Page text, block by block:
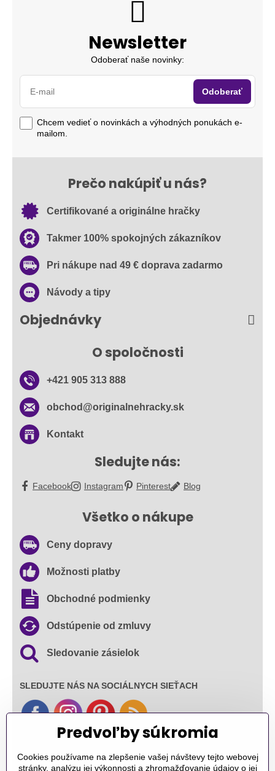
Newsletter
Odoberať naše novinky:
Odoberať
Chcem vedieť o novinkách a výhodných ponukách e-
mailom.
Prečo nakúpiť u nás?
Certifikované a originálne hračky
Takmer 100% spokojných zákazníkov
Pri nákupe nad 49 € doprava zadarmo
Návody a tipy
Objednávky
O spoločnosti
+421 905 313 888
obchod​@originalnehracky​.sk
Kontakt
Sledujte nás:
Facebook Instagram Pinterest Blog
Všetko o nákupe
Ceny dopravy
Možnosti platby
Obchodné podmienky
Odstúpenie od zmluvy
Sledovanie zásielok
SLEDUJTE NÁS NA SOCIÁLNYCH SIEŤACH
Ďakujeme za podporu
Predvoľby súkromia
Cookies používame na zlepšenie vašej návštevy tejto webovej
stránky, analýzu jej výkonnosti a zhromažďovanie údajov o jej